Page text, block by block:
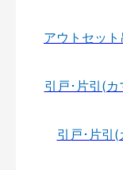
アウトセッ
引戸･片引(
引戸･片引(